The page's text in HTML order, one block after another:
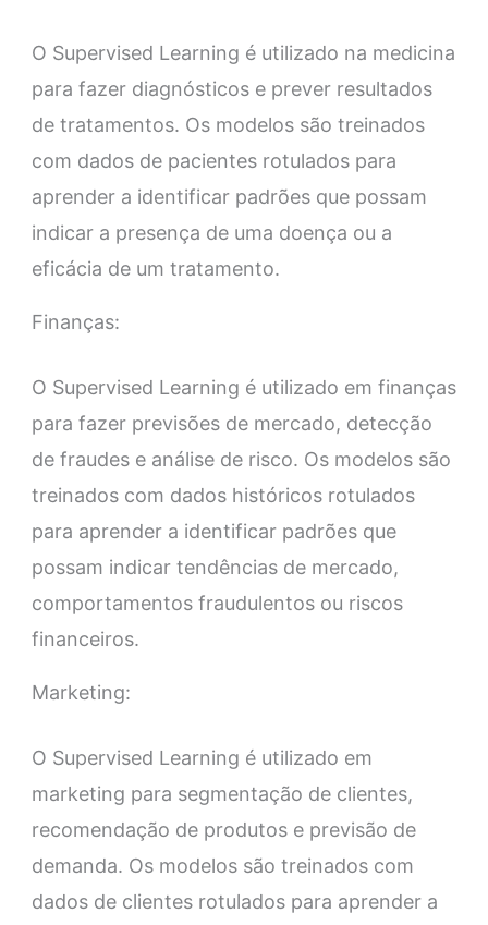
O Supervised Learning é utilizado na medicina
para fazer diagnósticos e prever resultados
de tratamentos. Os modelos são treinados
com dados de pacientes rotulados para
aprender a identificar padrões que possam
indicar a presença de uma doença ou a
eficácia de um tratamento.
Finanças:
O Supervised Learning é utilizado em finanças
para fazer previsões de mercado, detecção
de fraudes e análise de risco. Os modelos são
treinados com dados históricos rotulados
para aprender a identificar padrões que
possam indicar tendências de mercado,
comportamentos fraudulentos ou riscos
financeiros.
Marketing:
O Supervised Learning é utilizado em
marketing para segmentação de clientes,
recomendação de produtos e previsão de
demanda. Os modelos são treinados com
dados de clientes rotulados para aprender a